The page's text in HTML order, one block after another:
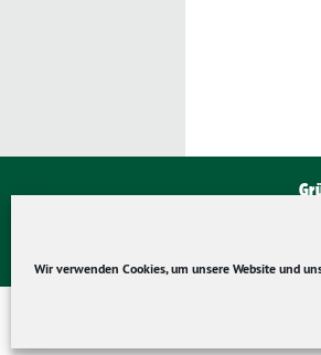
Wir verwenden Cookies, um unsere Website und